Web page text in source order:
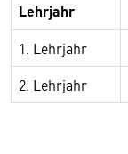
Lehrjahr
1. Lehrjahr
2. Lehrjahr